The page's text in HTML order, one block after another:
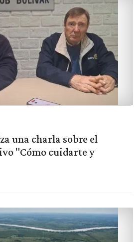
una charla sobre el
"Cómo cuidarte y